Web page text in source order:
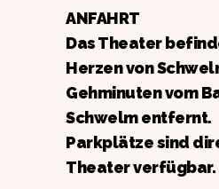
ANFAHRT
Das Theater
Herzen von
Gehminuten vom
Schwelm entfernt.
Parkplätze sind
Theater verfügbar.